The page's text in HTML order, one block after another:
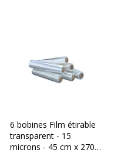
6 bobines Film étirable
transparent - 15
microns - 45 cm x 270